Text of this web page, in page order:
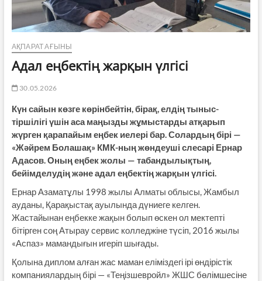
АҚПАРАТ АҒЫНЫ
Адал еңбектің жарқын үлгісі
30.05.2026
Күн сайын көзге көрінбейтін, бірақ, елдің тыныс-
тіршілігі үшін аса маңызды жұмыстарды атқарып
жүрген қарапайым еңбек иелері бар. Солардың бірі —
«Жәйрем Болашақ» КМК-ның жөндеуші слесарі Ернар
Адасов. Оның еңбек жолы — табандылықтың,
бейімделудің және адал еңбектің жарқын үлгісі.
Ернар Азаматұлы 1998 жылы Алматы облысы, Жамбыл
ауданы, Қарақыстақ ауылында дүниеге келген.
Жастайынан еңбекке жақын болып өскен ол мектепті
бітірген соң Атырау сервис колледжіне түсіп, 2016 жылы
«Аспаз» мамандығын игеріп шығады.
Қолына диплом алған жас маман еліміздегі ірі өндірістік
компаниялардың бірі — «Теңізшевройл» ЖШС бөлімшесіне